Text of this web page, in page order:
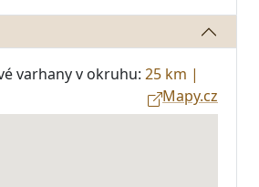
varhany v okruhu: 25 km |
Mapy.cz